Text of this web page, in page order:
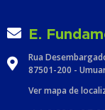
E.
Rua
87501-200 -
Ver mapa de